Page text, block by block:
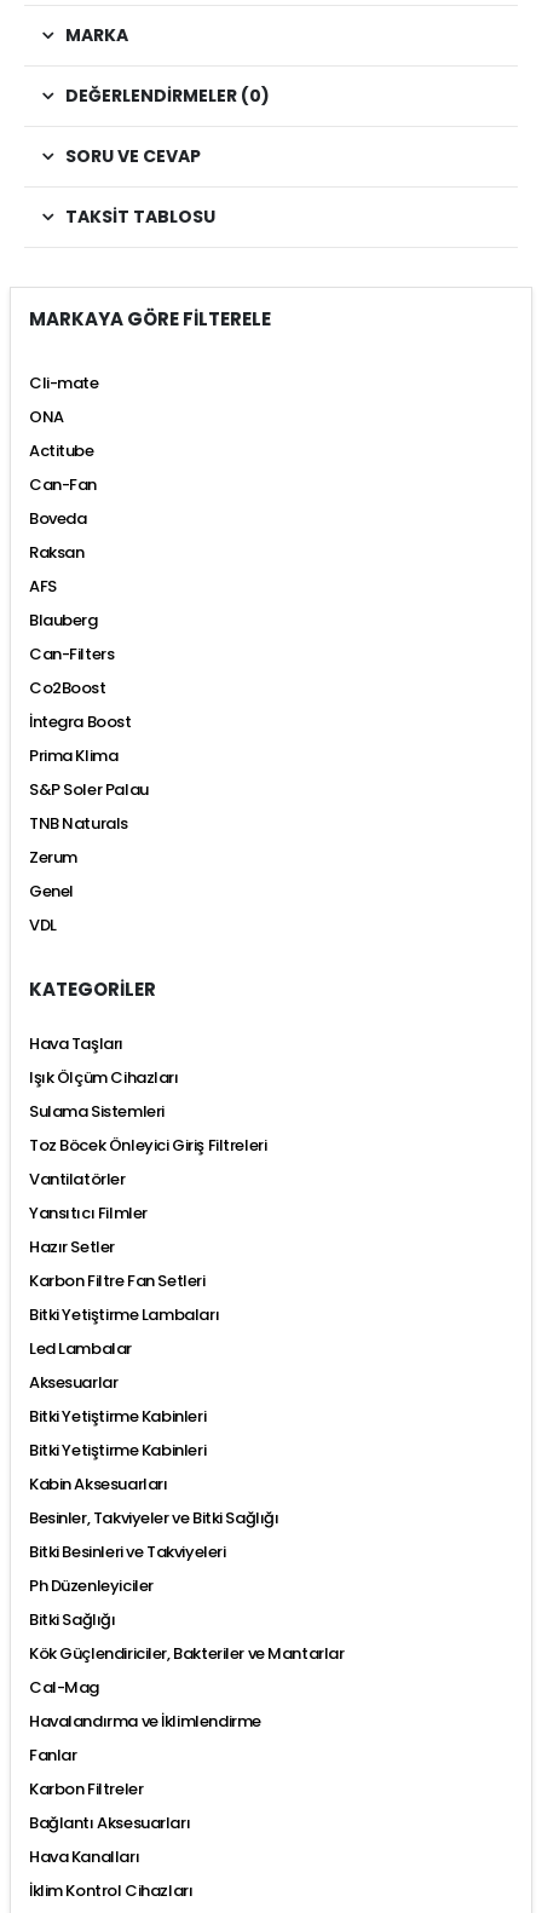
MARKA
DEĞERLENDIRMELER (0)
SORU VE CEVAP
TAKSIT TABLOSU
MARKAYA GÖRE FİLTERELE
Cli-mate
ONA
Actitube
Can-Fan
Boveda
Raksan
AFS
Blauberg
Can-Filters
Co2Boost
İntegra Boost
Prima Klima
S&P Soler Palau
TNB Naturals
Zerum
Genel
VDL
KATEGORİLER
Hava Taşları
Işık Ölçüm Cihazları
Sulama Sistemleri
Toz Böcek Önleyici Giriş Filtreleri
Vantilatörler
Yansıtıcı Filmler
Hazır Setler
Karbon Filtre Fan Setleri
Bitki Yetiştirme Lambaları
Led Lambalar
Aksesuarlar
Bitki Yetiştirme Kabinleri
Bitki Yetiştirme Kabinleri
Kabin Aksesuarları
Besinler, Takviyeler ve Bitki Sağlığı
Bitki Besinleri ve Takviyeleri
Ph Düzenleyiciler
Bitki Sağlığı
Kök Güçlendiriciler, Bakteriler ve Mantarlar
Cal-Mag
Havalandırma ve İklimlendirme
Fanlar
Karbon Filtreler
Bağlantı Aksesuarları
Hava Kanalları
İklim Kontrol Cihazları